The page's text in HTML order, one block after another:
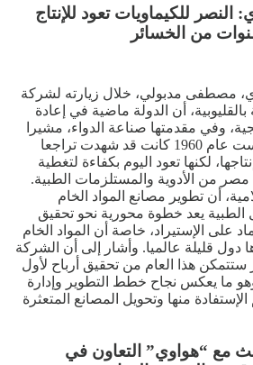
للكيماويات تعود للإنتاج
من الخسائر
مصطفى مدبولي، خلال زيارته لشركة
بالقليوبية، أن الدولة ماضية في إعادة
وفي مقدمتها صناعة الدواء، مشيرا
إلى أن الشركة التي تأسست عام 1960 كانت قد شهدت تراجعا
لكنها تعود اليوم بكفاءة لتغطية
من الأدوية والمستلزمات الطبية.
أن تطوير مصانع المواد الخام
الطبية يعد خطوة محورية نحو تحقيق
على الإستيراد، خاصة أن المواد الخام
دول قليلة عالميا. وأشار إلى أن الشركة
هذا العام من تحقيق أرباح لأول
ما يعكس نجاح خطط التطوير وإدارة
منها وتحويل المصانع المتعثرة
مع “هواوي” التعاون في